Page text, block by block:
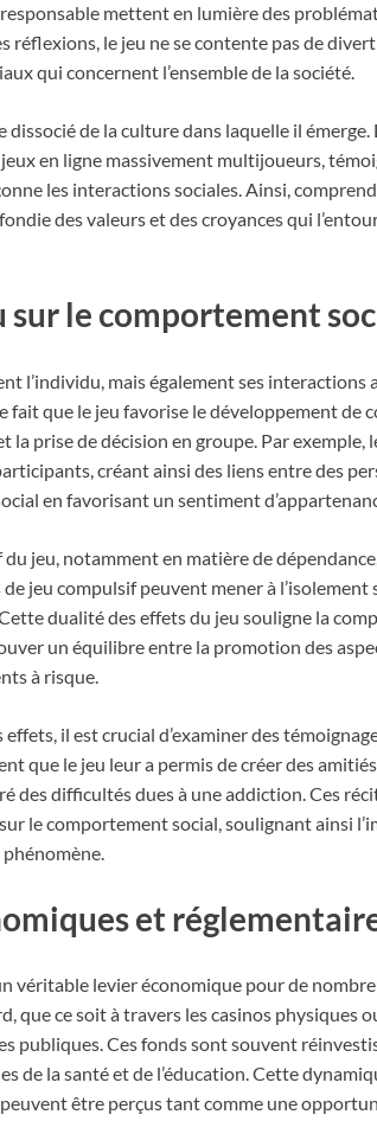
mettent en lumière des
réflexions, le jeu ne se contente pas de
qui concernent l’ensemble de la société.
dissocié de la culture dans laquelle il
en ligne massivement multijoueurs,
les interactions sociales. Ainsi,
des valeurs et des croyances qui
sur le comportement
l’individu, mais également ses interactions
fait que le jeu favorise le développement de
la prise de décision en groupe. Par exemple,
créant ainsi des liens entre des
en favorisant un sentiment
du jeu, notamment en matière de
jeu compulsif peuvent mener à l’isolement
dualité des effets du jeu souligne la
un équilibre entre la promotion des
à risque.
il est crucial d’examiner des
que le jeu leur a permis de créer des
des difficultés dues à une addiction. Ces
le comportement social, soulignant ainsi
phénomène.
et
véritable levier économique pour de
que ce soit à travers les casinos physiques
publiques. Ces fonds sont souvent
de la santé et de l’éducation. Cette
être perçus tant comme une